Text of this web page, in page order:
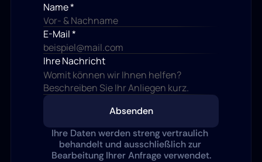
Name *
E-Mail *
Ihre Nachricht
Absenden
Ihre Daten werden streng vertraulich
behandelt und ausschließlich zur
Bearbeitung Ihrer Anfrage verwendet.